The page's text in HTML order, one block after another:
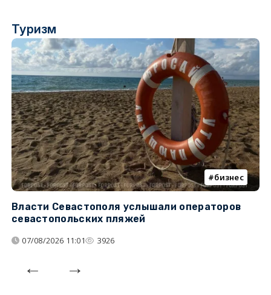
Туризм
бизнес
Власти Севастополя услышали операторов
севастопольских пляжей
07/08/2026 11:01 3926